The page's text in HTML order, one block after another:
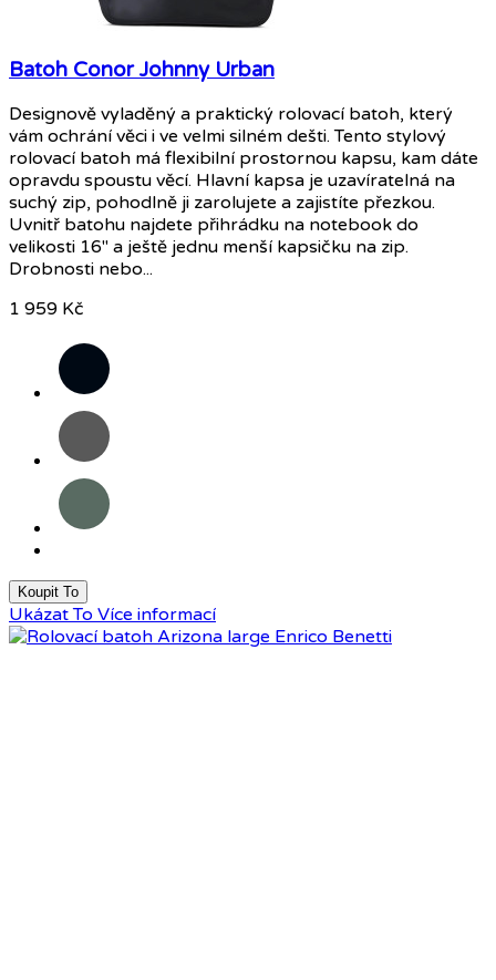
Batoh Conor Johnny Urban
Designově vyladěný a praktický rolovací batoh, který
vám ochrání věci i ve velmi silném dešti. Tento stylový
rolovací batoh má flexibilní prostornou kapsu, kam dáte
opravdu spoustu věcí. Hlavní kapsa je uzavíratelná na
suchý zip, pohodlně ji zarolujete a zajistíte přezkou.
Uvnitř batohu najdete přihrádku na notebook do
velikosti 16" a ještě jednu menší kapsičku na zip.
Drobnosti nebo...
1 959 Kč
Černá
Tmavě
šedá
Tmavě
zelená
Koupit To
Ukázat To Více informací